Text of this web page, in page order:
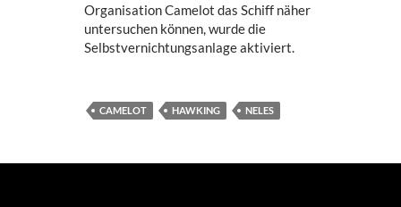
Organisation Camelot das Schiff näher
untersuchen können, wurde die
Selbstvernichtungsanlage aktiviert.
CAMELOT HAWKING NELES